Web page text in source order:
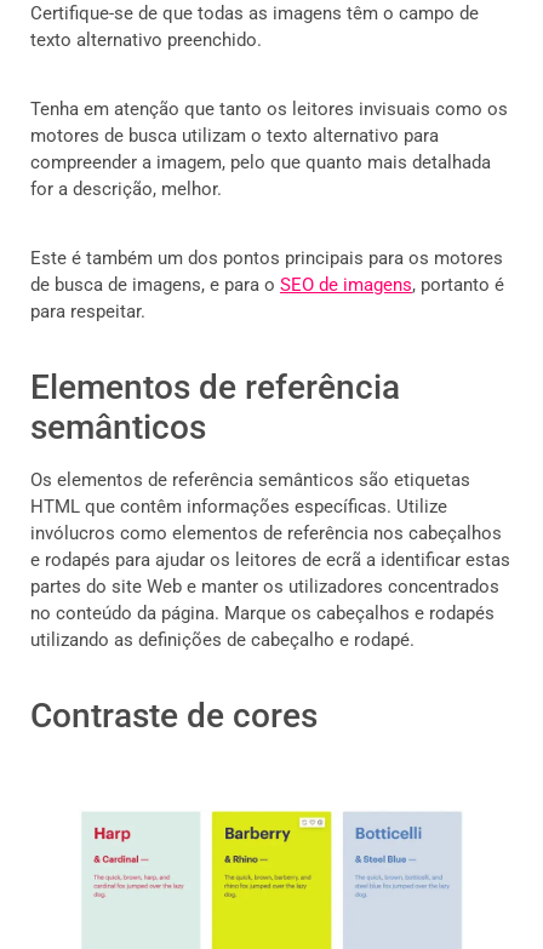
Certifique-se de que todas as imagens têm o campo de
texto alternativo preenchido.
Tenha em atenção que tanto os leitores invisuais como os
motores de busca utilizam o texto alternativo para
compreender a imagem, pelo que quanto mais detalhada
for a descrição, melhor.
Este é também um dos pontos principais para os motores
de busca de imagens, e para o SEO de imagens, portanto é
para respeitar.
Elementos de referência
semânticos
Os elementos de referência semânticos são etiquetas
HTML que contêm informações específicas. Utilize
invólucros como elementos de referência nos cabeçalhos
e rodapés para ajudar os leitores de ecrã a identificar estas
partes do site Web e manter os utilizadores concentrados
no conteúdo da página. Marque os cabeçalhos e rodapés
utilizando as definições de cabeçalho e rodapé.
Contraste de cores